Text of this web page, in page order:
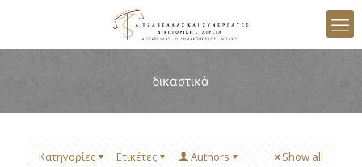
δικαστικά
Κατηγορίες Ετικέτες Authors Show all